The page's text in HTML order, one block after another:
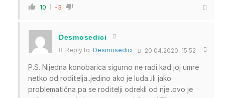
10 -3
Desmosedici
Reply to Desmosedici 20.04.2020. 15:52
P.S. Nijedna konobarica sigurno ne radi kad joj umre
netko od roditelja..jedino ako je luda..ili jako
problematična pa se roditelji odrekli od nje..ovo je